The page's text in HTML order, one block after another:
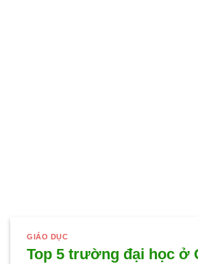
GIÁO DỤC
Top 5 trường đại học ở